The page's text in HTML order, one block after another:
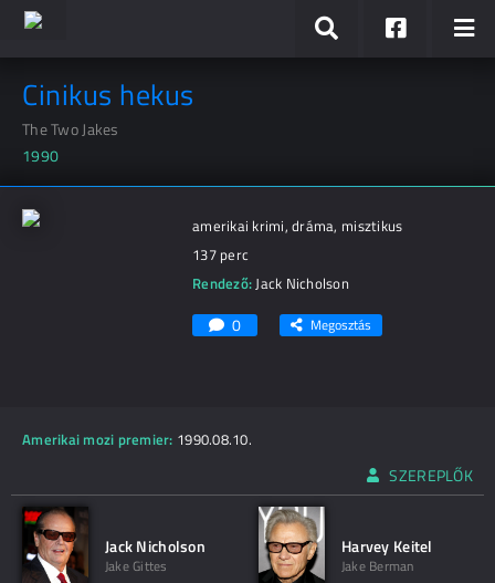
Cinikus hekus
The Two Jakes
1990
amerikai krimi, dráma, misztikus
137 perc
Rendező:Jack Nicholson
0 Megosztás
Amerikai mozi premier: 1990.08.10.
SZEREPLŐK
Jack Nicholson
Jake Gittes
Harvey Keitel
Jake Berman